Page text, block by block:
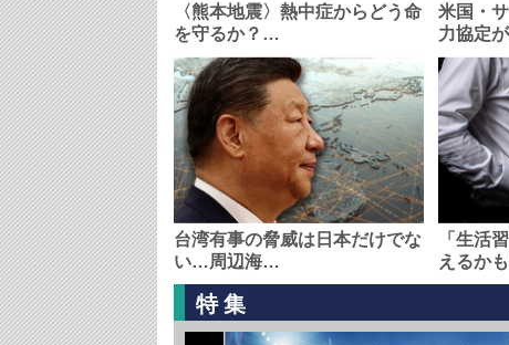
〈熊本地震〉熱中症からどう命
を守るか？…
米国・
力協定
台湾有事の脅威は日本だけでな
い…周辺海…
「生活
えるか
特集